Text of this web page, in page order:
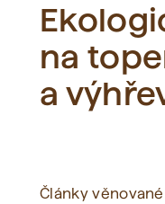
Slovník pojmů
Nebyly nalezeny
na
a
Články věnované